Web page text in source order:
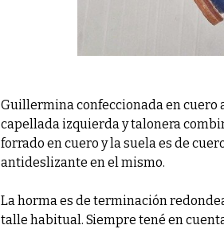
Guillermina confeccionada en cuero
capellada izquierda y talonera
forrado en cuero y la suela es de
antideslizante en el mismo.
La horma es de terminación
talle habitual. Siempre tené en